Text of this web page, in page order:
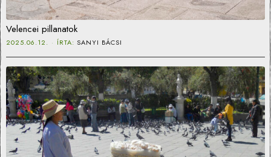
Velencei pillanatok
2025.06.12. ÍRTA: SANYI BÁCSI